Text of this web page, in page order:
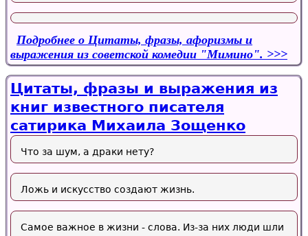
Подробнее о Цитаты, фразы, афоризмы и
выражения из советской комедии "Мимино".
Цитаты, фразы и выражения из
книг известного писателя
сатирика Михаила Зощенко
Что за шум, а драки нету?
Ложь и искусство создают жизнь.
Самое важное в жизни - слова. Из-за них люди шли